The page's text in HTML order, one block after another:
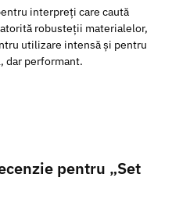
interpreți care caută
robusteții materialelor,
utilizare intensă și pentru
dar performant.
pentru „Set